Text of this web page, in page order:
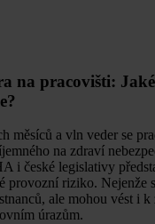
na pracovišti:
měsíců a vln veder se
na zdraví
i české legislativy
provozní riziko. Nejenže
ale mohou vést i
úrazům.